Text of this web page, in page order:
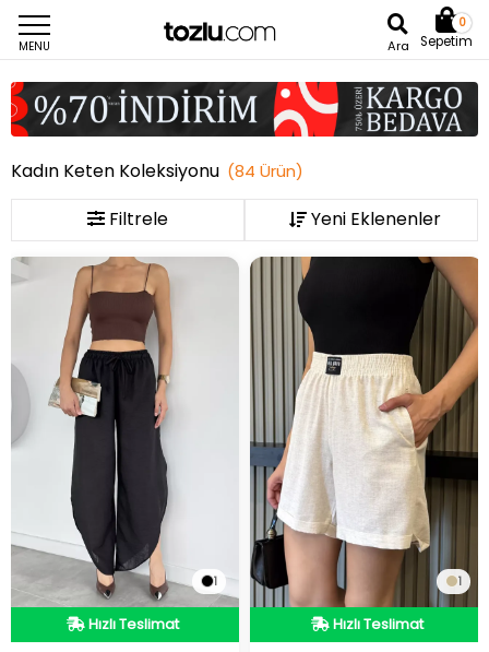
MENU Ara
0
Sepetim
Kadın Keten Koleksiyonu (84 Ürün)
Filtrele
1
Hızlı Teslimat
Hızlı Teslimat
1
Hızlı Teslimat
Hızlı Teslimat